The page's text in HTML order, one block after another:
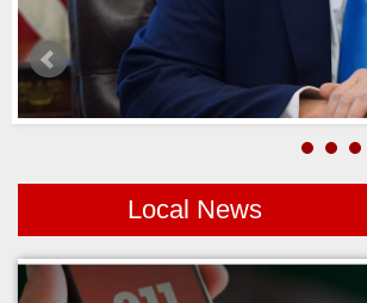
Local News